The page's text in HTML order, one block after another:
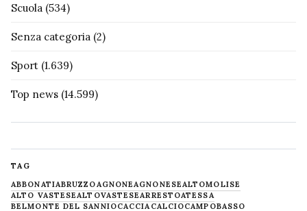
Scuola (534)
Senza categoria (2)
Sport (1.639)
Top news (14.599)
TAG
ABBONATIABRUZZOAGNONEAGNONESEALTOMOLISE
ALTO VASTESEALTOVASTESEARRESTOATESSA
BELMONTE DEL SANNIOCACCIA CALCIOCAMPOBASSO